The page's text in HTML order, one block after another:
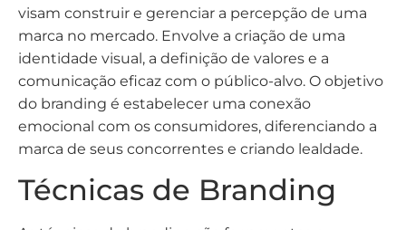
visam construir e gerenciar a percepção de uma
marca no mercado. Envolve a criação de uma
identidade visual, a definição de valores e a
comunicação eficaz com o público-alvo. O objetivo
do branding é estabelecer uma conexão
emocional com os consumidores, diferenciando a
marca de seus concorrentes e criando lealdade.
Técnicas de Branding